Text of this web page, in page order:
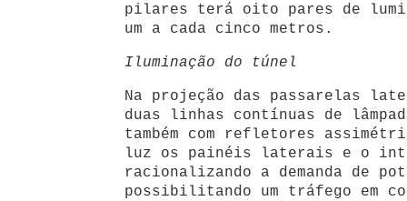
pilares terá oito pares de
um a cada cinco metros.
Iluminação do túnel
Na projeção das passarelas
duas linhas contínuas de
também com refletores
luz os painéis laterais e o
racionalizando a demanda de
possibilitando um tráfego em